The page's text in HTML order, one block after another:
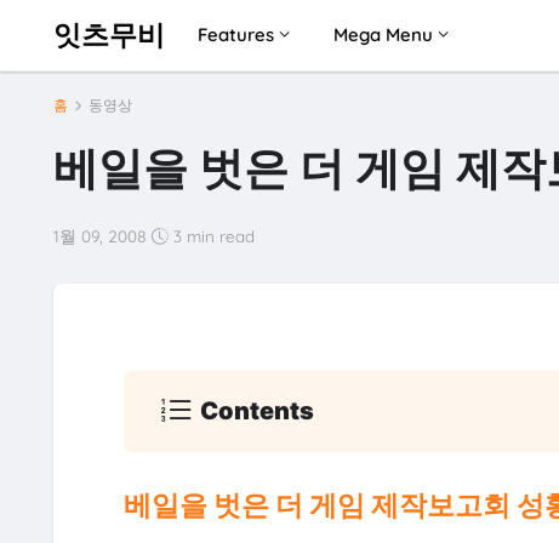
잇츠무비 Features Mega Menu
홈 동영상
베일을 벗은 더 게임 제
1월 09, 2008 3 min read
Contents
베일을 벗은 더 게임 제작보고회 성